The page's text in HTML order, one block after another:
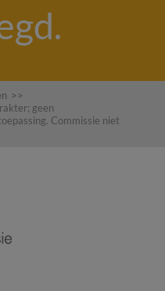
>>
geen
Commissie niet